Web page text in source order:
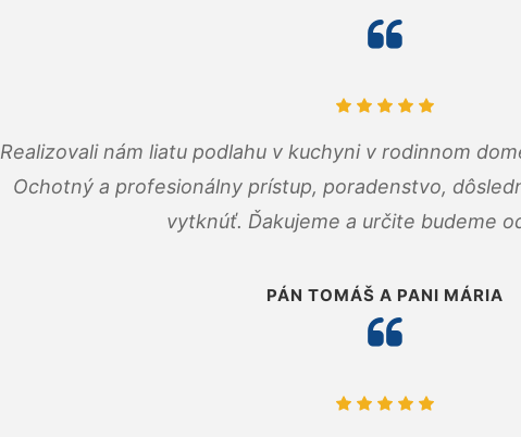
Realizovali nám liatu podlahu v kuchyni v rodinnom
Ochotný a profesionálny prístup, poradenstvo,
vytknúť. Ďakujeme a určite budeme
PÁN TOMÁŠ A PANI MÁRIA